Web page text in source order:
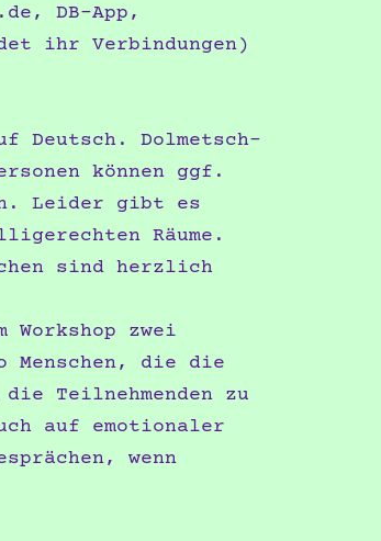
DB-App,
ihr Verbindungen)
Deutsch. Dolmetsch-
können ggf.
Leider gibt es
Räume.
sind herzlich
Workshop zwei
Menschen, die die
Teilnehmenden zu
auf emotionaler
wenn